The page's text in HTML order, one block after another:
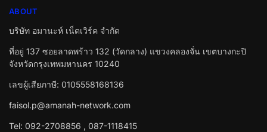
ABOUT
บริษัท อมานะห์ เน็ตเวิร์ค จำกัด
ที่อยู่ 137 ซอยลาดพร้าว 132 (วัดกลาง) แขวงคลองจั่น เขตบางกะปิ
จังหวัดกรุงเทพมหานคร 10240
เลขผู้เสียภาษี: 0105558168136
faisol.p@amanah-network.com
Tel: 092-2708856 , 087-1118415